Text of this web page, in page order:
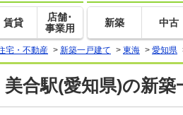
賃貸
店舗･
事業用
新築 中古
宅・不動産 > 新築一戸建て > 東海 > 愛知県
美合駅(愛知県)の新